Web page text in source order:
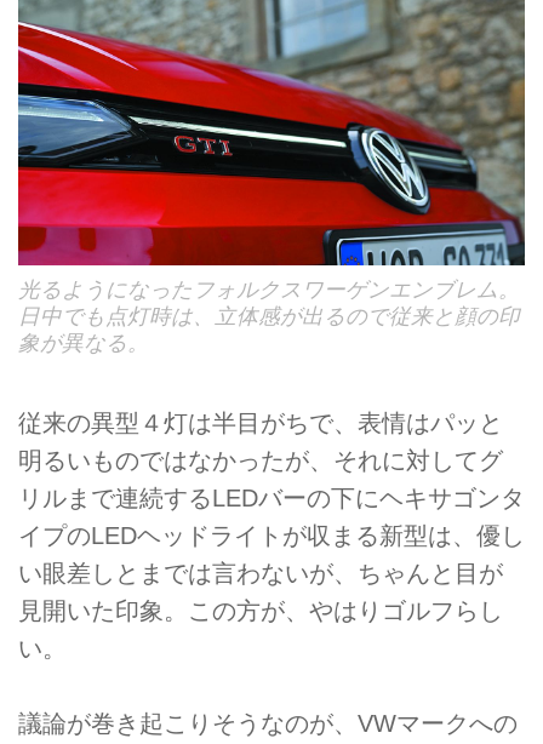
光るようになったフォルクスワーゲンエンブレム。
日中でも点灯時は、立体感が出るので従来と顔の印
象が異なる。
従来の異型４灯は半目がちで、表情はパッと
明るいものではなかったが、それに対してグ
リルまで連続するLEDバーの下にヘキサゴンタ
イプのLEDヘッドライトが収まる新型は、優し
い眼差しとまでは言わないが、ちゃんと目が
見開いた印象。この方が、やはりゴルフらし
い。
議論が巻き起こりそうなのが、VWマークへの